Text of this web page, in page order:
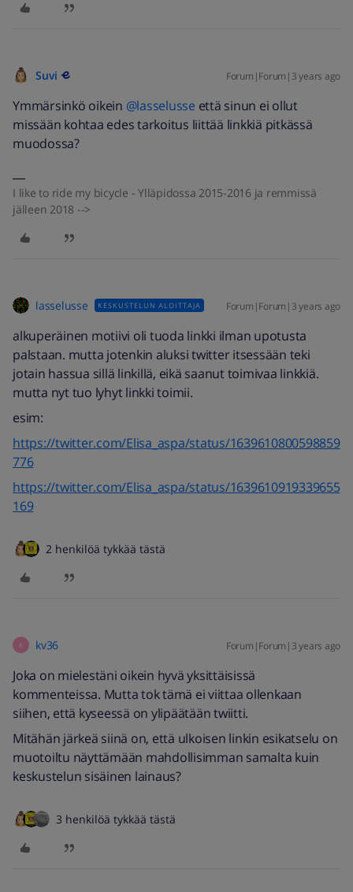
Suvi Forum|Forum|3 years ago
Ymmärsinkö oikein @lasselusse että sinun ei ollut
missään kohtaa edes tarkoitus liittää linkkiä pitkässä
muodossa?
I like to ride my bicycle - Ylläpidossa 2015-2016 ja remmissä
jälleen 2018 -->
lasselusse KESKUSTELUN ALOITTAJA Forum|Forum|3 years ago
alkuperäinen motiivi oli tuoda linkki ilman upotusta
palstaan. mutta jotenkin aluksi twitter itsessään teki
jotain hassua sillä linkillä, eikä saanut toimivaa linkkiä.
mutta nyt tuo lyhyt linkki toimii.
esim:
https://twitter.com/Elisa_aspa/status/1639610800598859
776
https://twitter.com/Elisa_aspa/status/1639610919339655
169
2 henkilöä tykkää tästä
K kv36 Forum|Forum|3 years ago
Joka on mielestäni oikein hyvä yksittäisissä
kommenteissa. Mutta tok tämä ei viittaa ollenkaan
siihen, että kyseessä on ylipäätään twiitti.
Mitähän järkeä siinä on, että ulkoisen linkin esikatselu on
muotoiltu näyttämään mahdollisimman samalta kuin
keskustelun sisäinen lainaus?
3 henkilöä tykkää tästä